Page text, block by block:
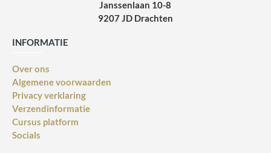
Janssenlaan 10-8
9207 JD Drachten
INFORMATIE
Over ons
Algemene voorwaarden
Privacy verklaring
Verzendinformatie
Cursus platform
Socials